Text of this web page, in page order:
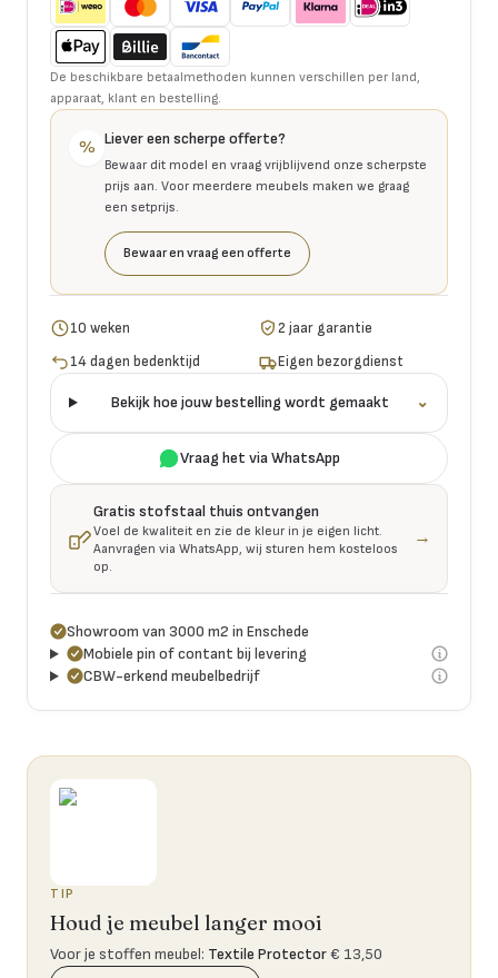
De beschikbare betaalmethoden kunnen verschillen per land,
apparaat, klant en bestelling.
% Liever een scherpe offerte?
Bewaar dit model en vraag vrijblijvend onze scherpste
prijs aan. Voor meerdere meubels maken we graag
een setprijs.
Bewaar en vraag een offerte
10 weken
2 jaar garantie
14 dagen bedenktijd
Eigen bezorgdienst
Bekijk hoe jouw bestelling wordt gemaakt ⌄
Vraag het via WhatsApp
Gratis stofstaal thuis ontvangen
Voel de kwaliteit en zie de kleur in je eigen licht.
Aanvragen via WhatsApp, wij sturen hem kosteloos
op.
→
Showroom van 3000 m2 in Enschede
Mobiele pin of contant bij levering
CBW-erkend meubelbedrijf
TIP
Houd je meubel langer mooi
Voor je stoffen meubel: Textile Protector€ 13,50